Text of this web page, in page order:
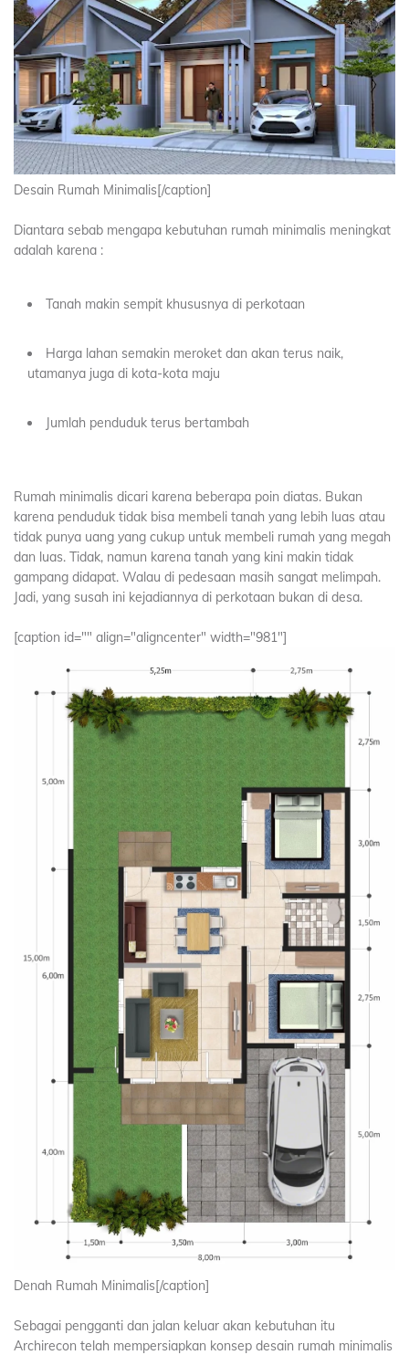
Desain Rumah Minimalis[/caption]
Diantara sebab mengapa kebutuhan rumah minimalis meningkat
adalah karena :
Tanah makin sempit khususnya di perkotaan
Harga lahan semakin meroket dan akan terus naik,
utamanya juga di kota-kota maju
Jumlah penduduk terus bertambah
Rumah minimalis dicari karena beberapa poin diatas. Bukan
karena penduduk tidak bisa membeli tanah yang lebih luas atau
tidak punya uang yang cukup untuk membeli rumah yang megah
dan luas. Tidak, namun karena tanah yang kini makin tidak
gampang didapat. Walau di pedesaan masih sangat melimpah.
Jadi, yang susah ini kejadiannya di perkotaan bukan di desa.
[caption id="" align="aligncenter" width="981"]
Denah Rumah Minimalis[/caption]
Sebagai pengganti dan jalan keluar akan kebutuhan itu
Archirecon telah mempersiapkan konsep desain rumah minimalis